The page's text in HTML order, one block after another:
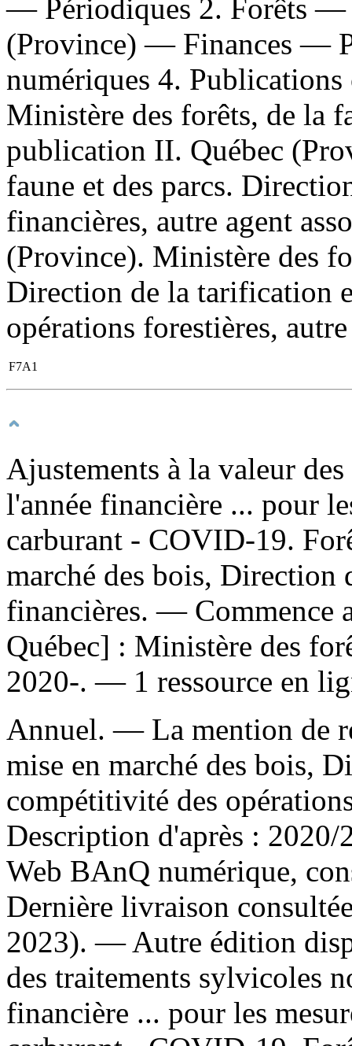
— Périodiques 2. Forêts
(Province) — Finances —
numériques 4.
Ministère des forêts, de la
publication II. Québec
faune et des parcs.
financières, autre agent
(Province). Ministère des
Direction de la tarification
opérations forestières,
F7A1
Ajustements à la valeur
l'année financière ... pour
carburant - COVID-19.
marché des bois, Direction
financières. — Commence
Québec] : Ministère des
2020-. — 1 ressource en
Annuel. — La mention de
mise en marché des bois,
compétitivité des
Description d'après :
Web BAnQ numérique,
Dernière livraison
2023). —Autre édition
des traitements sylvicoles
financière ... pour les